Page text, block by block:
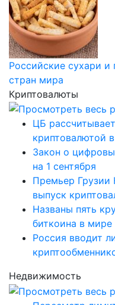
Российские сухари и
стран мира
Криптовалюты
ЦБ
криптовалютой
Закон о
на 1 сентября
Премьер Грузии
выпуск
Названы пять
биткоина в мире
Россия вводит
Недвижимость